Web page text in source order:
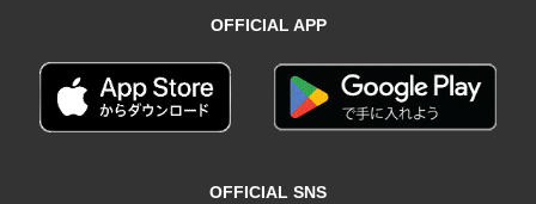
OFFICIAL APP
OFFICIAL SNS